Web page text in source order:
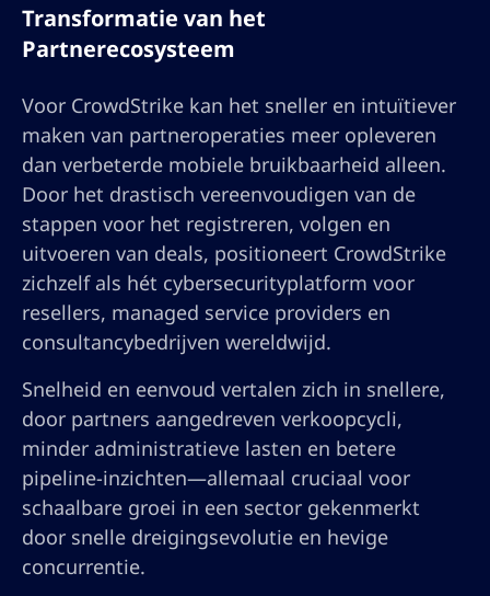
Transformatie van het
Partnerecosysteem
Voor CrowdStrike kan het sneller en intuïtiever
maken van partneroperaties meer opleveren
dan verbeterde mobiele bruikbaarheid alleen.
Door het drastisch vereenvoudigen van de
stappen voor het registreren, volgen en
uitvoeren van deals, positioneert CrowdStrike
zichzelf als hét cybersecurityplatform voor
resellers, managed service providers en
consultancybedrijven wereldwijd.
Snelheid en eenvoud vertalen zich in snellere,
door partners aangedreven verkoopcycli,
minder administratieve lasten en betere
pipeline-inzichten—allemaal cruciaal voor
schaalbare groei in een sector gekenmerkt
door snelle dreigingsevolutie en hevige
concurrentie.